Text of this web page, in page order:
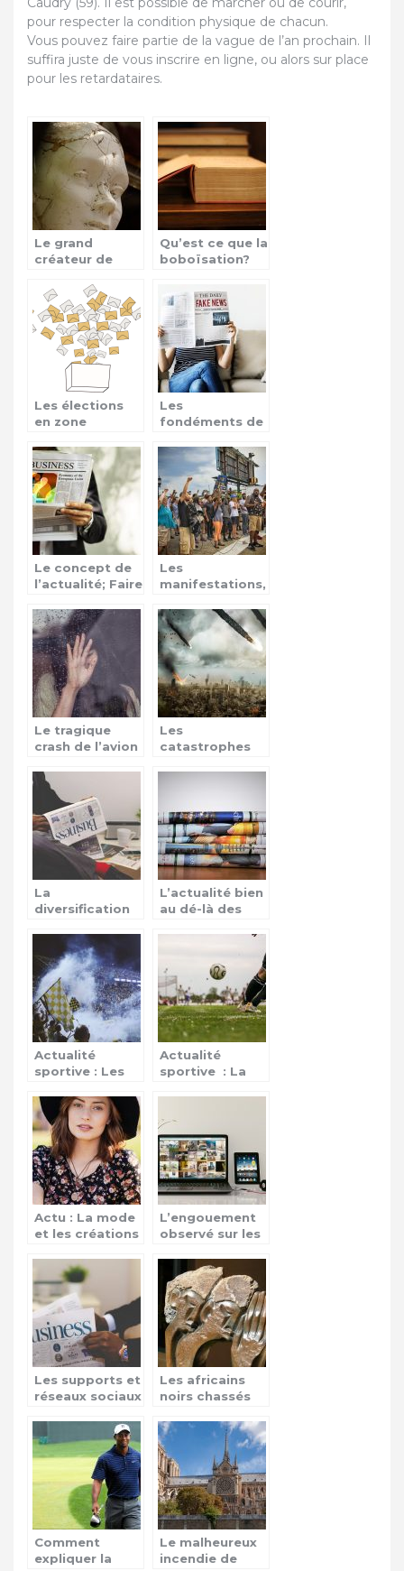
pour respecter la condition physique de chacun.
Vous pouvez faire partie de la vague de l’an prochain. Il
suffira juste de vous inscrire en ligne, ou alors sur place
pour les retardataires.
Le grand
créateur de
Lagerfeld n’est
plus!
Qu’est ce que la
boboïsation?
Les élections
en zone
source de
conflits
Les
fondéments de
Le concept de
l’actualité; Faire
confiance aux
médias ?
Les
manifestations,
revendications
Le tragique
crash de l’avion
d’Ethiopan
Airlines
Les
catastrophes
La
diversification
ses champs
d’application
L’actualité bien
au dé-là des
Actualité
sportive : Les
qualifications
Actualité
sportive : La
Actu : La mode
et les créations
amateurs
L’engouement
observé sur les
Les supports et
réseaux sociaux
transmission de
l’actualité
quotidienne
Les africains
noirs chassés
Sud
Comment
expliquer la
Le malheureux
incendie de